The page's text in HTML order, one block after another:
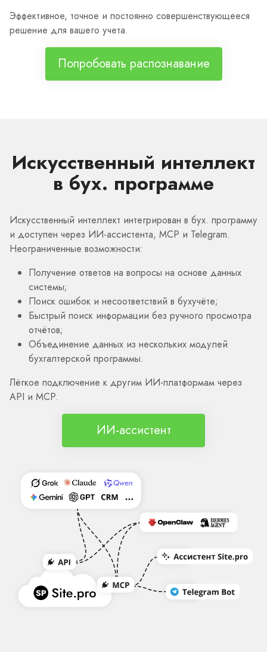
Эффективное, точное и постоянно совершенствующееся
решение для вашего учета.
Попробовать распознавание
Искусственный интеллект
в бух. программе
Искусственный интеллект интегрирован в бух. программу
и доступен через ИИ-ассистента, MCP и Telegram.
Неограниченные возможности:
Получение ответов на вопросы на основе данных
системы;
Поиск ошибок и несоответствий в бухучёте;
Быстрый поиск информации без ручного просмотра
отчётов;
Объединение данных из нескольких модулей
бухгалтерской программы.
Лёгкое подключение к другим ИИ-платформам через
API и MCP.
ИИ-ассистент